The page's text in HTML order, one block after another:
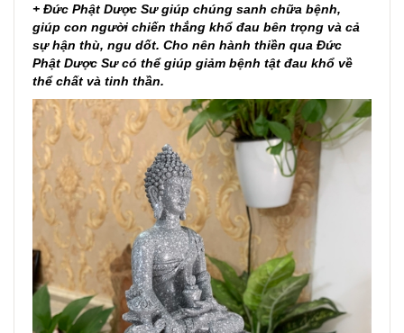
+ Đức Phật Dược Sư giúp chúng sanh chữa bệnh,
giúp con người chiến thắng khổ đau bên trọng và cả
sự hận thù, ngu dốt. Cho nên hành thiền qua Đức
Phật Dược Sư có thể giúp giảm bệnh tật đau khổ về
thể chất và tinh thần.